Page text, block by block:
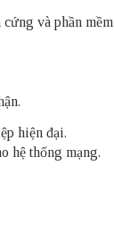
và phần mềm
hiện đại.
hệ thống mạng.